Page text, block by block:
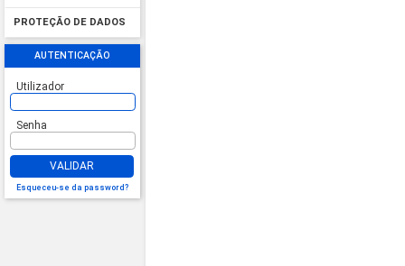
PROTEÇÃO DE DADOS
AUTENTICAÇÃO
Utilizador
Senha
VALIDAR
Esqueceu-se da password?